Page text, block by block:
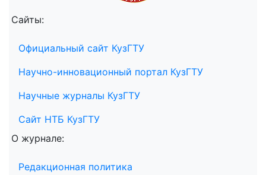
Сайты:
Официальный сайт КузГТУ
Научно-инновационный портал КузГТУ
Научные журналы КузГТУ
Сайт НТБ КузГТУ
О журнале:
Редакционная политика